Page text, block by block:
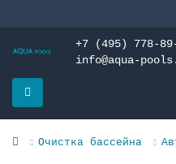
+7 (495) 778-
info@aqua-
Очистка бассейна